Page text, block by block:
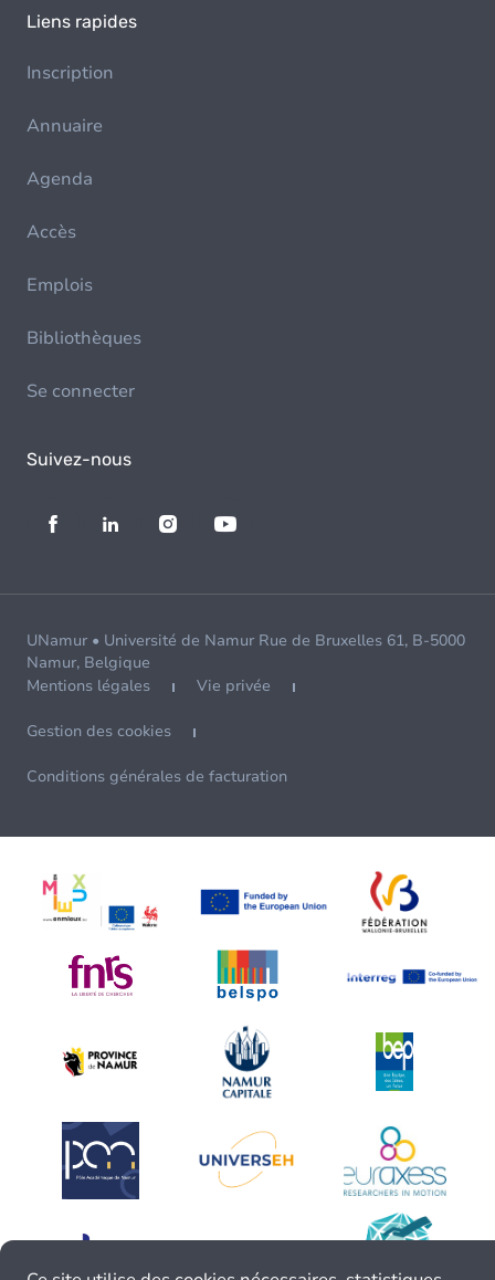
Liens rapides
Inscription
Annuaire
Agenda
Accès
Emplois
Bibliothèques
Se connecter
Suivez-nous
UNamur • Université de Namur Rue de Bruxelles 61, B-5000
Namur, Belgique
Mentions légales
Vie privée
Gestion des cookies
Conditions générales de facturation